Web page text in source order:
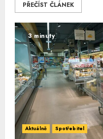
PŘEČÍST ČLÁNEK
3 minuty
Aktuálně Spotřebitel